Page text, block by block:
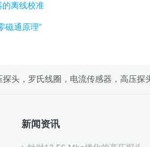
的离线校准
磁通原理”
头，罗氏线圈，电流传感器，高压探
新闻资讯